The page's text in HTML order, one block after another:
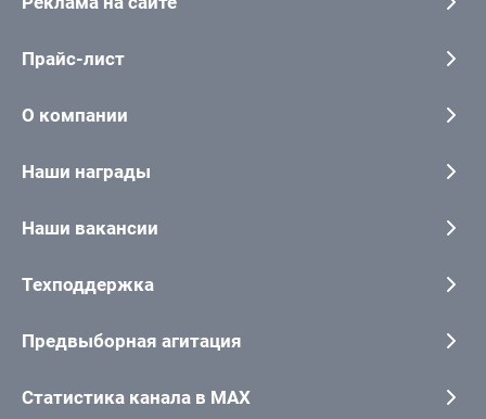
Прайс-лист
О компании
Наши награды
Наши вакансии
Техподдержка
Предвыборная агитация
Статистика канала в MAX